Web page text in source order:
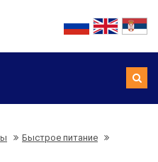
Быстрое питание